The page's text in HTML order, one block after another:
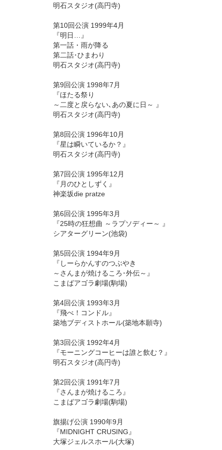
明石スタジオ(高円寺)
第10回公演 1999年4月
『明日…』
第一話・雨が降る
第二話･ひまわり
明石スタジオ(高円寺)
第9回公演 1998年7月
『ほたる祭り
～二度と戻らない､あの夏に日～ 』
明石スタジオ(高円寺)
第8回公演 1996年10月
『星は瞬いているか？』
明石スタジオ(高円寺)
第7回公演 1995年12月
『月のひとしずく』
神楽坂die pratze
第6回公演 1995年3月
『25時の狂想曲 ～ラプソディー～ 』
シアターグリーン(池袋)
第5回公演 1994年9月
『しーらかんすのつぶやき
～さんまが焼けるころ･外伝～』
こまばアゴラ劇場(駒場)
第4回公演 1993年3月
『飛べ！コンドル』
築地ブディストホール(築地本願寺)
第3回公演 1992年4月
『モーニングコーヒーは誰と飲む？』
明石スタジオ(高円寺)
第2回公演 1991年7月
『さんまが焼けるころ』
こまばアゴラ劇場(駒場)
旗揚げ公演 1990年9月
『MIDNIGHT CRUSING』
大塚ジェルスホール(大塚)